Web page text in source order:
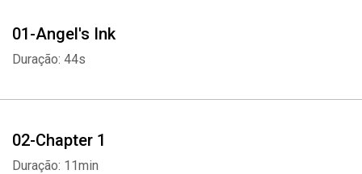
01-Angel's Ink
Duração: 44s
02-Chapter 1
Duração: 11min